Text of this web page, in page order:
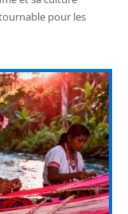
pour les